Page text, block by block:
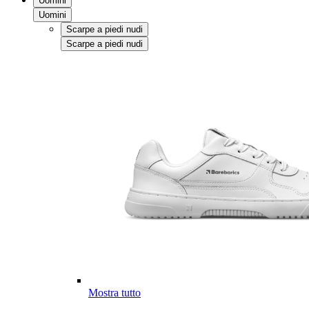
Uomini
Scarpe a piedi nudi
Scarpe a piedi nudi
Mostra tutto